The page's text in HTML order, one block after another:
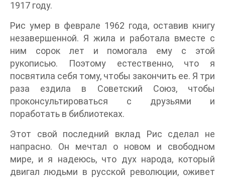
1917 году.
Рис умер в феврале 1962 года, оставив книгу
незавершенной. Я жила и работала вместе с
ним сорок лет и помогала ему с этой
рукописью. Поэтому естественно, что я
посвятила себя тому, чтобы закончить ее. Я три
раза ездила в Советский Союз, чтобы
проконсультироваться с друзьями и
поработать в библиотеках.
Этот свой последний вклад Рис сделал не
напрасно. Он мечтал о новом и свободном
мире, и я надеюсь, что дух народа, который
двигал людьми в русской революции, оживет